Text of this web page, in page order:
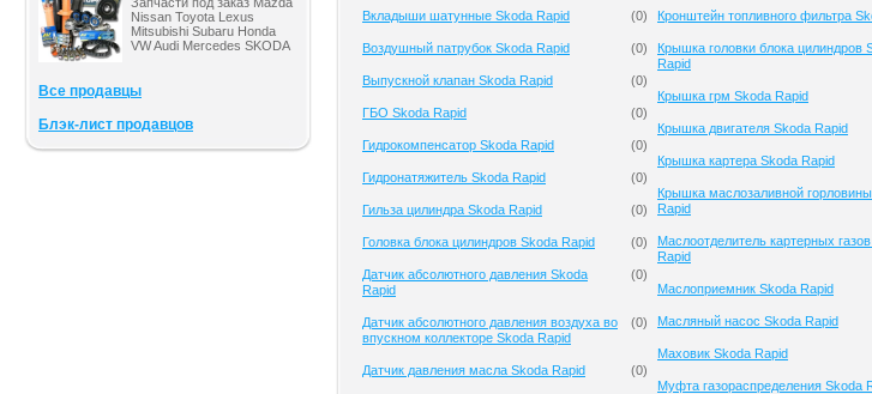
Nissan Toyota Lexus
Mitsubishi Subaru Honda
VW Audi Mercedes SKODA
Все продавцы
Блэк-лист продавцов
Вкладыши шатунные Skoda Rapid (0)
Воздушный патрубок Skoda Rapid (0)
Выпускной клапан Skoda Rapid (0)
ГБО Skoda Rapid (0)
Гидрокомпенсатор Skoda Rapid (0)
Гидронатяжитель Skoda Rapid (0)
Гильза цилиндра Skoda Rapid (0)
Головка блока цилиндров Skoda Rapid (0)
Датчик абсолютного давления Skoda
Rapid
(0)
Датчик абсолютного давления воздуха во
впускном коллекторе Skoda Rapid
(0)
Датчик давления масла Skoda Rapid (0)
Кронштейн топливного фильтра
Крышка головки блока цилиндров
Rapid
Крышка грм Skoda Rapid
Крышка двигателя Skoda Rapid
Крышка картера Skoda Rapid
Крышка маслозаливной
Rapid
Маслоотделитель картерных
Rapid
Маслоприемник Skoda Rapid
Масляный насос Skoda Rapid
Маховик Skoda Rapid
Муфта газораспределения Skoda